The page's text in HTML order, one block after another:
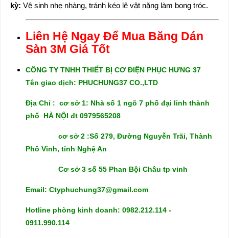
kỳ: Vệ sinh nhẹ nhàng, tránh kéo lê vật nặng làm bong tróc.
Liên Hệ Ngay Để Mua Băng Dán
Sàn 3M Giá Tốt
CÔNG TY TNHH THIẾT BỊ CƠ ĐIỆN PHỤC HƯNG 37
Tên giao dịch: PHUCHUNG37 CO.,LTD
Địa Chỉ : cơ sở 1: Nhà số 1 ngõ 7 phố đại linh thành
phố HÀ NỘI đt 0979565208
cơ sở 2 :Số 279, Đường Nguyễn Trãi, Thành
Phố Vinh, tỉnh Nghệ An
Cơ sở 3 số 55 Phan Bội Châu tp vinh
Email: Ctyphuchung37@gmail.com
Hotline phòng kinh doanh: 0982.212.114 -
0911.990.114